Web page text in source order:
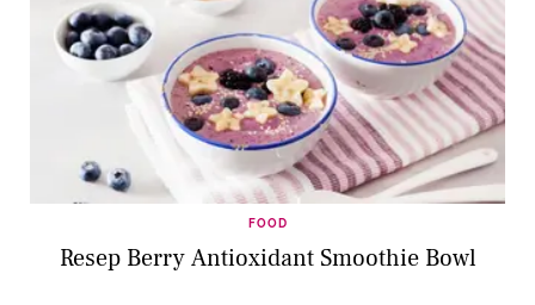
FOOD
Resep Berry Antioxidant Smoothie Bowl